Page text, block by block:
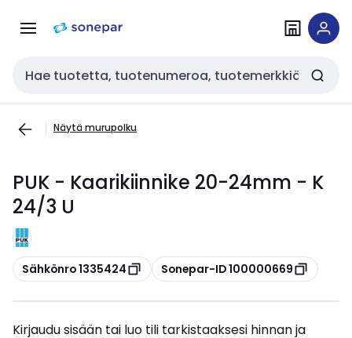
navigointiinsisältöön
Haku
Näytä murupolku
PUK - Kaarikiinnike 20-24mm - K
24/3 U
Kopioi
Sähkönro 1335424 Kopioi
Sonepar-ID 100000669
Kirjaudu sisään tai luo tili tarkistaaksesi hinnan ja